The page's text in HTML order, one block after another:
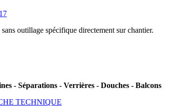
outillage spécifique directement sur chantier.
- Séparations - Verrières - Douches - Balcons
TECHNIQUE